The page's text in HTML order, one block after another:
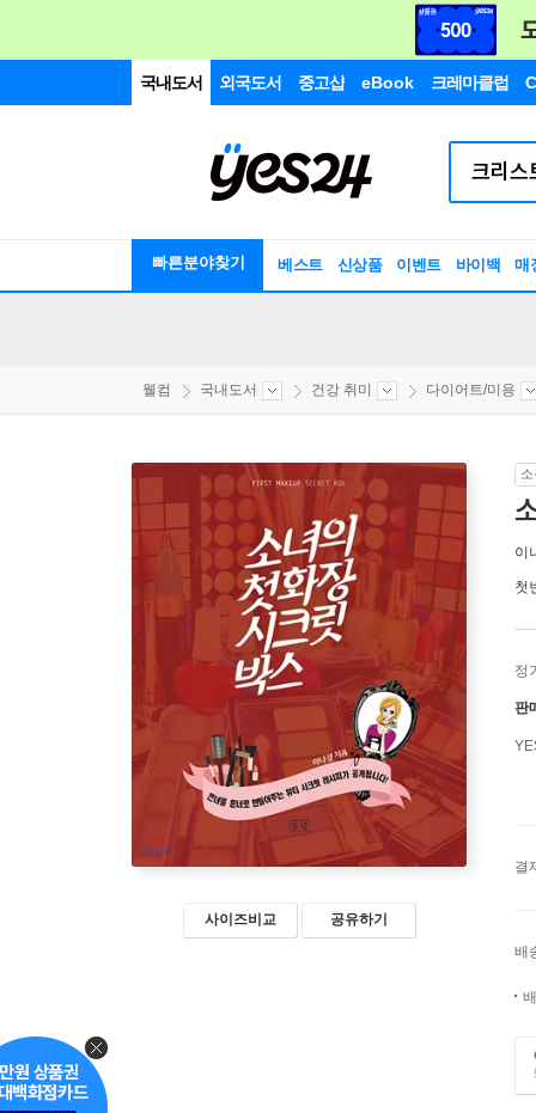
국내도서 외국도서 중고샵 eBook 크레마클럽
빠른분야찾기 베스트 신상품 이벤트 바이백 매
웰컴 국내도서 건강 취미 다이어트/미용
사이즈비교 공유하기
이
첫
정
판
결
배